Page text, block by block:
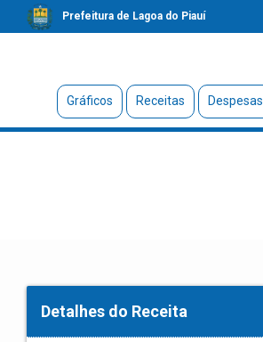
Prefeitura de Lagoa do Piauí
Gráficos Receitas Despesas
Detalhes do Receita